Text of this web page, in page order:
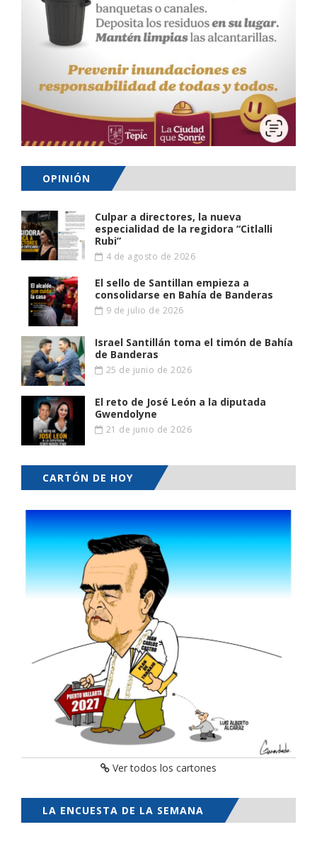
OPINIÓN
Culpar a directores, la nueva
especialidad de la regidora “Citlalli
Rubi”
4 de agosto de 2026
El sello de Santillan empieza a
consolidarse en Bahía de Banderas
9 de julio de 2026
Israel Santillán toma el timón de Bahía
de Banderas
25 de junio de 2026
El reto de José León a la diputada
Gwendolyne
21 de junio de 2026
CARTÓN DE HOY
Ver todos los cartones
LA ENCUESTA DE LA SEMANA